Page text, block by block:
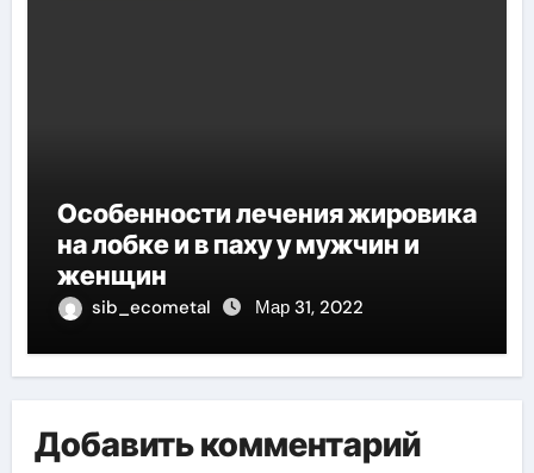
Особенности лечения жировика
на лобке и в паху у мужчин и
женщин
sib_ecometal Мар 31, 2022
Добавить комментарий